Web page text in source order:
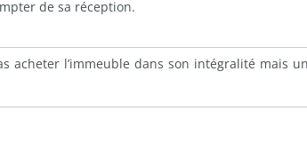
de sa réception.
acheter l’immeuble dans son intégralité mais